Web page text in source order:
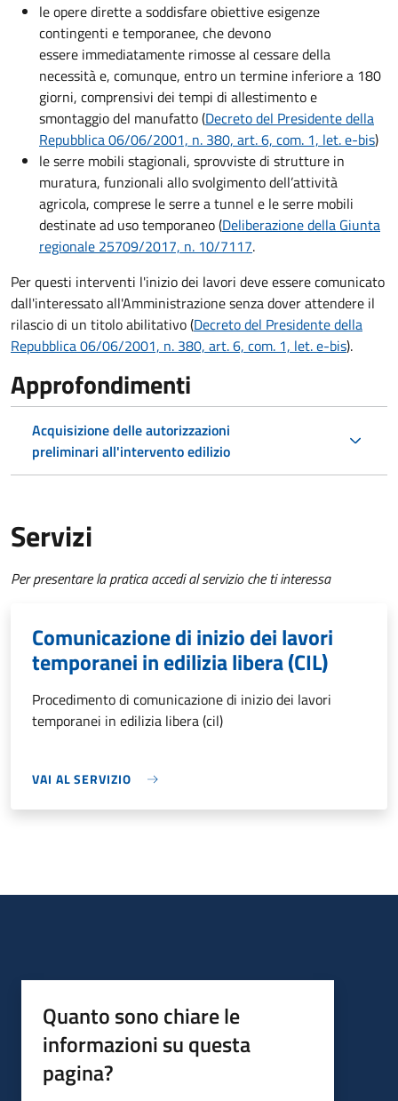
le opere dirette a soddisfare obiettive esigenze
contingenti e temporanee, che devono
essere immediatamente rimosse al cessare della
necessità e, comunque, entro un termine inferiore a 180
giorni, comprensivi dei tempi di allestimento e
smontaggio del manufatto (Decreto del Presidente della
Repubblica 06/06/2001, n. 380, art. 6, com. 1, let. e-bis)
le serre mobili stagionali, sprovviste di strutture in
muratura, funzionali allo svolgimento dell’attività
agricola, comprese le serre a tunnel e le serre mobili
destinate ad uso temporaneo (Deliberazione della Giunta
regionale 25709/2017, n. 10/7117.
Per questi interventi l'inizio dei lavori deve essere comunicato
dall'interessato all'Amministrazione senza dover attendere il
rilascio di un titolo abilitativo (Decreto del Presidente della
Repubblica 06/06/2001, n. 380, art. 6, com. 1, let. e-bis).
Approfondimenti
Acquisizione delle autorizzazioni
preliminari all'intervento edilizio
Servizi
Per presentare la pratica accedi al servizio che ti interessa
Comunicazione di inizio dei lavori
temporanei in edilizia libera (CIL)
Procedimento di comunicazione di inizio dei lavori
temporanei in edilizia libera (cil)
VAI AL SERVIZIO
Quanto sono chiare le
informazioni su questa
pagina?